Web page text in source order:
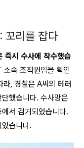
꼬리를 잡다
즉시 수사에 착수했습
속 조직원임을 확인
, 경찰은 A씨의 테러
했습니다. 수사망은
서 검거되었습니다.
습니다.